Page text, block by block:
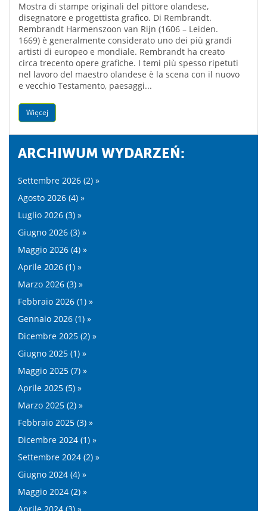
Mostra di stampe originali del pittore olandese,
disegnatore e progettista grafico. Di Rembrandt.
Rembrandt Harmenszoon van Rijn (1606 – Leiden.
1669) è generalmente considerato uno dei più grandi
artisti di europeo e mondiale. Rembrandt ha creato
circa trecento opere grafiche. I temi più spesso ripetuti
nel lavoro del maestro olandese è la scena con il nuovo
e vecchio Testamento, paesaggi...
Więcej
ARCHIWUM WYDARZEŃ:
Settembre 2026 (2) »
Agosto 2026 (4) »
Luglio 2026 (3) »
Giugno 2026 (3) »
Maggio 2026 (4) »
Aprile 2026 (1) »
Marzo 2026 (3) »
Febbraio 2026 (1) »
Gennaio 2026 (1) »
Dicembre 2025 (2) »
Giugno 2025 (1) »
Maggio 2025 (7) »
Aprile 2025 (5) »
Marzo 2025 (2) »
Febbraio 2025 (3) »
Dicembre 2024 (1) »
Settembre 2024 (2) »
Giugno 2024 (4) »
Maggio 2024 (2) »